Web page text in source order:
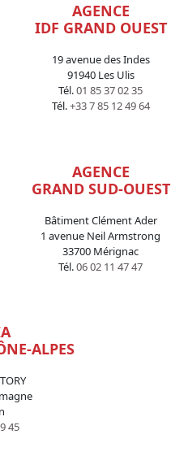
AGENCE
IDF GRAND OUEST
19 avenue des Indes
91940 Les Ulis
Tél.01 85 37 02 35
Tél.+33 7 85 12 49 64
AGENCE
GRAND SUD-OUEST
Bâtiment Clément Ader
1 avenue Neil Armstrong
33700 Mérignac
Tél.06 02 11 47 47
ALPES
45